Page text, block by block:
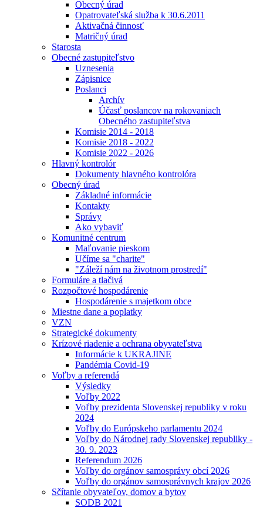
Obecný úrad
Opatrovateľská služba k 30.6.2011
Aktivačná činnosť
Matričný úrad
Starosta
Obecné zastupiteľstvo
Uznesenia
Zápisnice
Poslanci
Archív
Účasť poslancov na rokovaniach
Obecného zastupiteľstva
Komisie 2014 - 2018
Komisie 2018 - 2022
Komisie 2022 - 2026
Hlavný kontrolór
Dokumenty hlavného kontrolóra
Obecný úrad
Základné informácie
Kontakty
Správy
Ako vybaviť
Komunitné centrum
Maľovanie pieskom
Učíme sa "charite"
"Záleží nám na životnom prostredí"
Formuláre a tlačivá
Rozpočtové hospodárenie
Hospodárenie s majetkom obce
Miestne dane a poplatky
VZN
Strategické dokumenty
Krízové riadenie a ochrana obyvateľstva
Informácie k UKRAJINE
Pandémia Covid-19
Voľby a referendá
Výsledky
Voľby 2022
Voľby prezidenta Slovenskej republiky v roku
2024
Voľby do Európskeho parlamentu 2024
Voľby do Národnej rady Slovenskej republiky -
30. 9. 2023
Referendum 2026
Voľby do orgánov samosprávy obcí 2026
Voľby do orgánov samosprávnych krajov 2026
Sčítanie obyvateľov, domov a bytov
SODB 2021